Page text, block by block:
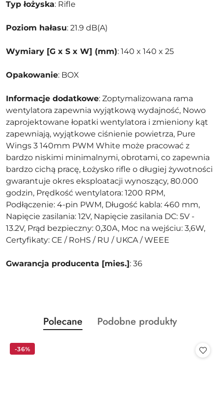
Typ łożyska: Rifle
Poziom hałasu: 21.9 dB(A)
Wymiary [G x S x W] (mm): 140 x 140 x 25
Opakowanie: BOX
Informacje dodatkowe: Zoptymalizowana rama
wentylatora zapewnia wyjątkową wydajność, Nowo
zaprojektowane łopatki wentylatora i zmieniony kąt
zapewniają, wyjątkowe ciśnienie powietrza, Pure
Wings 3 140mm PWM White może pracować z
bardzo niskimi minimalnymi, obrotami, co zapewnia
bardzo cichą pracę, Łożysko rifle o długiej żywotności
gwarantuje okres eksploatacji wynoszący, 80.000
godzin, Prędkość wentylatora: 1200 RPM,
Podłączenie: 4-pin PWM, Długość kabla: 460 mm,
Napięcie zasilania: 12V, Napięcie zasilania DC: 5V -
13.2V, Prąd bezpieczny: 0,30A, Moc na wejściu: 3,6W,
Certyfikaty: CE / RoHS / RU / UKCA / WEEE
Gwarancja producenta [mies.]: 36
Pomiń karuzelę produktów
Produkty
o
Polecane
Produkty
Podobne produkty
-36%